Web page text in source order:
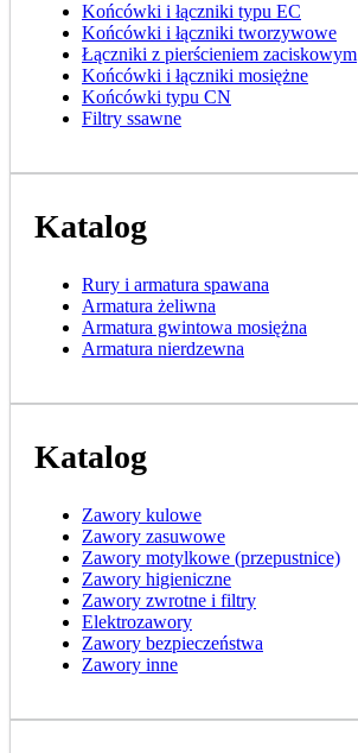
Końcówki i łączniki typu EC
Końcówki i łączniki tworzywowe
Łączniki z pierścieniem zaciskowym
Końcówki i łączniki mosiężne
Końcówki typu CN
Filtry ssawne
Katalog
Rury i armatura spawana
Armatura żeliwna
Armatura gwintowa mosiężna
Armatura nierdzewna
Katalog
Zawory kulowe
Zawory zasuwowe
Zawory motylkowe (przepustnice)
Zawory higieniczne
Zawory zwrotne i filtry
Elektrozawory
Zawory bezpieczeństwa
Zawory inne